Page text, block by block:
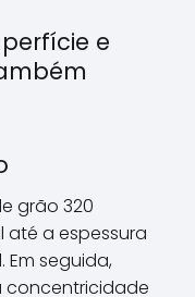
e
grão 320
a espessura
Em seguida,
concentricidade